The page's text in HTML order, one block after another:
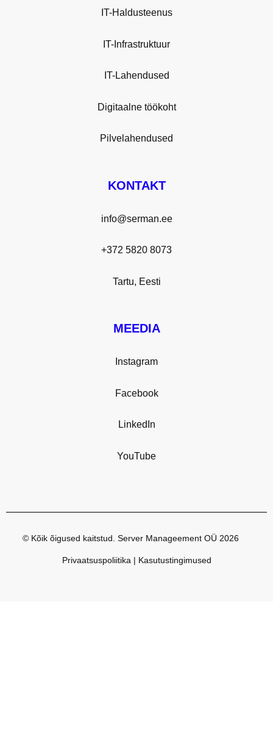
IT-Haldusteenus
IT-Infrastruktuur
IT-Lahendused
Digitaalne töökoht
Pilvelahendused
KONTAKT
info@serman.ee
+372 5820 8073
Tartu, Eesti
MEEDIA
Instagram
Facebook
LinkedIn
YouTube
© Kõik õigused kaitstud. Server Manageement OÜ 2026
Privaatsuspoliitika | Kasutustingimused